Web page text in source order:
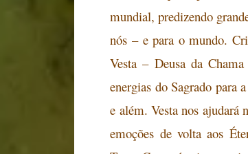
mundial, predizendo
nós – e para o mundo.
Vesta – Deusa da
energias do Sagrado para
e além. Vesta nos ajudará
emoções de volta aos